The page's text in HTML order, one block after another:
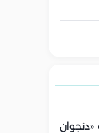
«دنجوان